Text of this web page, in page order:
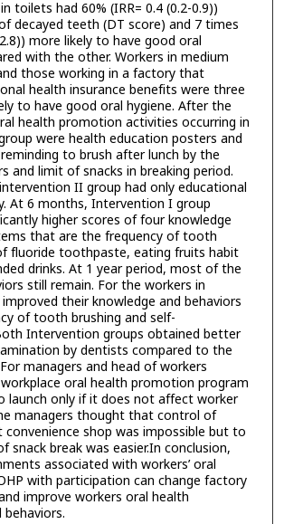
toilets had 60% (IRR= 0.4 (0.2-0.9))
decayed teeth (DT score) and 7 times
more likely to have good oral
with the other. Workers in medium
those working in a factory that
health insurance benefits were three
to have good oral hygiene. After the
health promotion activities occurring in
were health education posters and
to brush after lunch by the
and limit of snacks in breaking period.
II group had only educational
At 6 months, Intervention I group
higher scores of four knowledge
that are the frequency of tooth
fluoride toothpaste, eating fruits habit
drinks. At 1 year period, most of the
still remain. For the workers in
their knowledge and behaviors
of tooth brushing and self-
Intervention groups obtained better
by dentists compared to the
managers and head of workers
oral health promotion program
launch only if it does not affect worker
managers thought that control of
convenience shop was impossible but to
snack break was easier.In conclusion,
associated with workers’ oral
with participation can change factory
improve workers oral health